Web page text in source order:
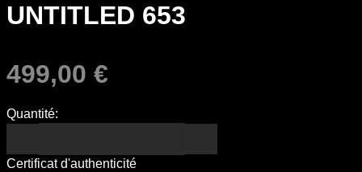
UNTITLED 653
499,00 €
Quantité:
Certificat d'authenticité